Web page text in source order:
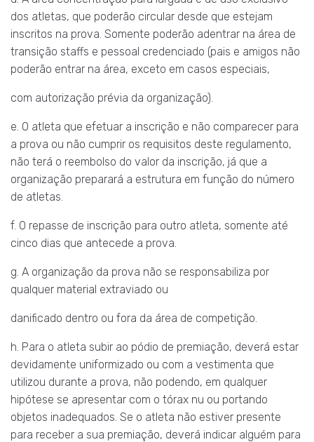
dos atletas, que poderão circular desde que estejam
inscritos na prova. Somente poderão adentrar na área de
transição staffs e pessoal credenciado (pais e amigos não
poderão entrar na área, exceto em casos especiais,
com autorização prévia da organização).
e. O atleta que efetuar a inscrição e não comparecer para
a prova ou não cumprir os requisitos deste regulamento,
não terá o reembolso do valor da inscrição, já que a
organização preparará a estrutura em função do número
de atletas.
f. O repasse de inscrição para outro atleta, somente até
cinco dias que antecede a prova.
g. A organização da prova não se responsabiliza por
qualquer material extraviado ou
danificado dentro ou fora da área de competição.
h. Para o atleta subir ao pódio de premiação, deverá estar
devidamente uniformizado ou com a vestimenta que
utilizou durante a prova, não podendo, em qualquer
hipótese se apresentar com o tórax nu ou portando
objetos inadequados. Se o atleta não estiver presente
para receber a sua premiação, deverá indicar alguém para